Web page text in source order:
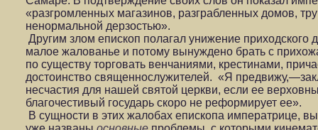
«разгромленных магазинов, разграбленных домов,
ненормальной дерзостью».
Другим злом епископ полагал унижение приходского
малое жалованье и потому вынуждено брать с
по существу торговать венчаниями, крестинами,
достоинство священнослужителей. «Я
несчастия для нашей святой церкви, если ее
благочестивый государь скоро не реформирует ее».
В сущности в этих жалобах епископа императрице,